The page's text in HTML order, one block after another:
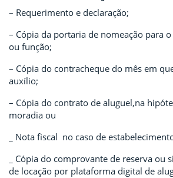
– Requerimento e declaração;
– Cópia da portaria de nomeação para
ou função;
– Cópia do contracheque do mês em
auxílio;
– Cópia do contrato de aluguel,na
moradia ou
_ Nota fiscal no caso de
_ Cópia do comprovante de reserva ou
de locação por plataforma digital de